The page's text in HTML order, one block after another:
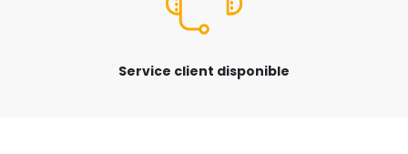
Service client disponible